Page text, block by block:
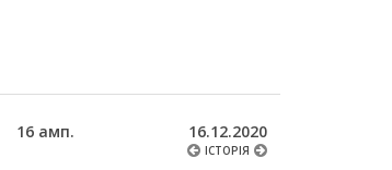
16 амп. 16.12.2020
ІСТОРІЯ